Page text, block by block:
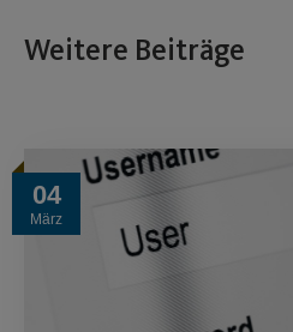
Weitere Beiträge
04
März